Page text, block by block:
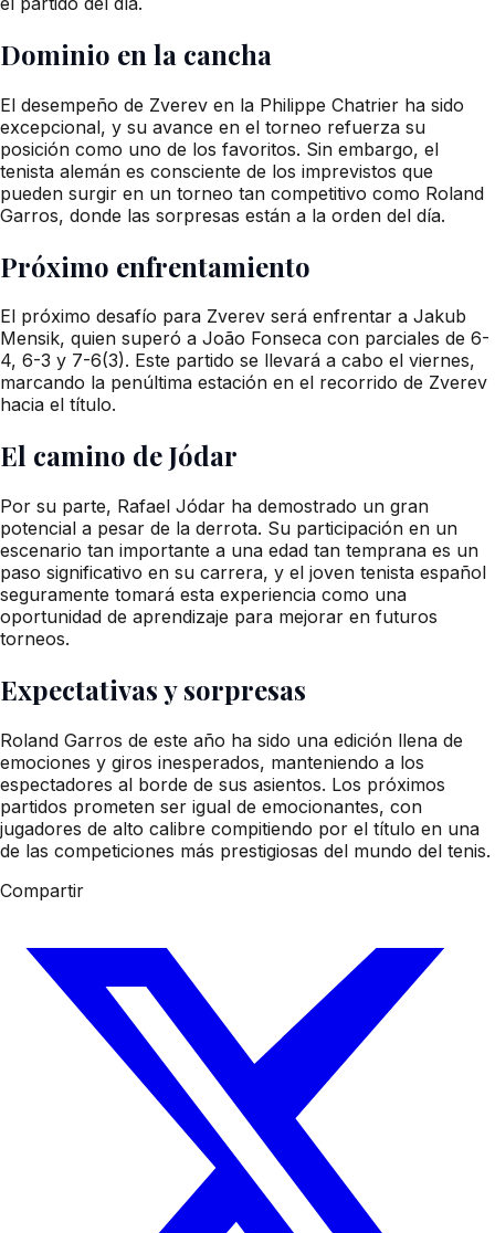
Dominio en la cancha
El desempeño de Zverev en la Philippe Chatrier ha sido
excepcional, y su avance en el torneo refuerza su
posición como uno de los favoritos. Sin embargo, el
tenista alemán es consciente de los imprevistos que
pueden surgir en un torneo tan competitivo como Roland
Garros, donde las sorpresas están a la orden del día.
Próximo enfrentamiento
El próximo desafío para Zverev será enfrentar a Jakub
Mensik, quien superó a João Fonseca con parciales de 6-
4, 6-3 y 7-6(3). Este partido se llevará a cabo el viernes,
marcando la penúltima estación en el recorrido de Zverev
hacia el título.
El camino de Jódar
Por su parte, Rafael Jódar ha demostrado un gran
potencial a pesar de la derrota. Su participación en un
escenario tan importante a una edad tan temprana es un
paso significativo en su carrera, y el joven tenista español
seguramente tomará esta experiencia como una
oportunidad de aprendizaje para mejorar en futuros
torneos.
Expectativas y sorpresas
Roland Garros de este año ha sido una edición llena de
emociones y giros inesperados, manteniendo a los
espectadores al borde de sus asientos. Los próximos
partidos prometen ser igual de emocionantes, con
jugadores de alto calibre compitiendo por el título en una
de las competiciones más prestigiosas del mundo del tenis.
Compartir